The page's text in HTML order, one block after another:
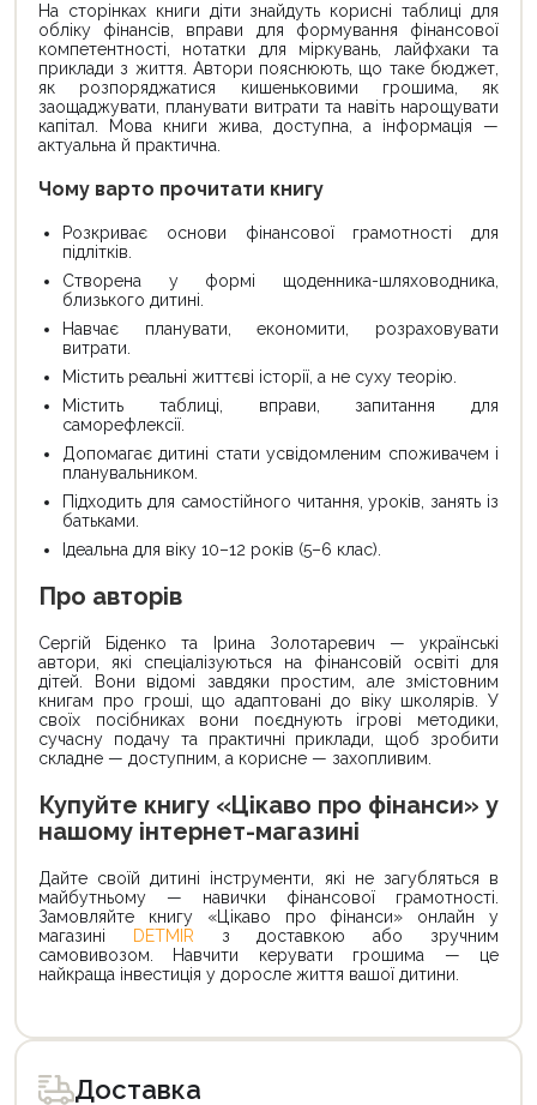
На сторінках книги діти знайдуть корисні таблиці для
обліку фінансів, вправи для формування фінансової
компетентності, нотатки для міркувань, лайфхаки та
приклади з життя. Автори пояснюють, що таке бюджет,
як розпоряджатися кишеньковими грошима, як
заощаджувати, планувати витрати та навіть нарощувати
капітал. Мова книги жива, доступна, а інформація —
актуальна й практична.
Чому варто прочитати книгу
Розкриває основи фінансової грамотності для
підлітків.
Створена у формі щоденника-шляховодника,
близького дитині.
Навчає планувати, економити, розраховувати
витрати.
Містить реальні життєві історії, а не суху теорію.
Містить таблиці, вправи, запитання для
саморефлексії.
Допомагає дитині стати усвідомленим споживачем і
планувальником.
Підходить для самостійного читання, уроків, занять із
батьками.
Ідеальна для віку 10–12 років (5–6 клас).
Про авторів
Сергій Біденко та Ірина Золотаревич — українські
автори, які спеціалізуються на фінансовій освіті для
дітей. Вони відомі завдяки простим, але змістовним
книгам про гроші, що адаптовані до віку школярів. У
своїх посібниках вони поєднують ігрові методики,
сучасну подачу та практичні приклади, щоб зробити
складне — доступним, а корисне — захопливим.
Купуйте книгу «Цікаво про фінанси» у
нашому інтернет-магазині
Дайте своїй дитині інструменти, які не загубляться в
майбутньому — навички фінансової грамотності.
Замовляйте книгу «Цікаво про фінанси» онлайн у
магазині
DETMIR з доставкою або зручним
самовивозом. Навчити керувати грошима — це
найкраща інвестиція у доросле життя вашої дитини.
Доставка